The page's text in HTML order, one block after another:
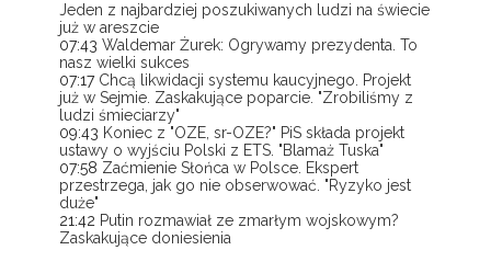
Jeden z najbardziej poszukiwanych ludzi na świecie
już w areszcie
07:43 Waldemar Żurek: Ogrywamy prezydenta. To
nasz wielki sukces
07:17 Chcą likwidacji systemu kaucyjnego. Projekt
już w Sejmie. Zaskakujące poparcie. "Zrobiliśmy z
ludzi śmieciarzy"
09:43 Koniec z "OZE, sr-OZE?" PiS składa projekt
ustawy o wyjściu Polski z ETS. "Blamaż Tuska"
07:58 Zaćmienie Słońca w Polsce. Ekspert
przestrzega, jak go nie obserwować. "Ryzyko jest
duże"
21:42 Putin rozmawiał ze zmarłym wojskowym?
Zaskakujące doniesienia